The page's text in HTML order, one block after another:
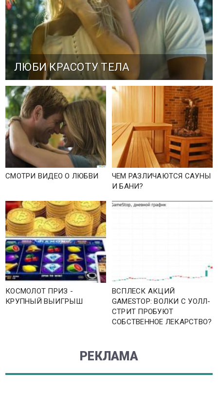
ЛЮБИ КРАСОТУ ТЕЛА
СМОТРИ ВИДЕО О ЛЮБВИ
ЧЕМ РАЗЛИЧАЮТСЯ САУНЫ
И БАНИ?
КОСМОЛОТ ПРИЗ -
КРУПНЫЙ ВЫИГРЫШ
ВСПЛЕСК АКЦИЙ
GAMESTOP: ВОЛКИ С УОЛЛ-
СТРИТ ПРОБУЮТ
СОБСТВЕННОЕ ЛЕКАРСТВО?
РЕКЛАМА